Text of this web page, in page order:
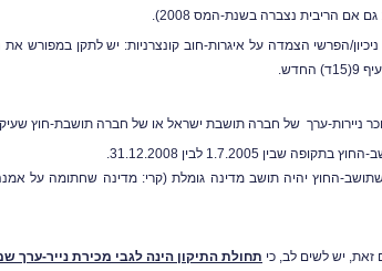
במקור מריבית/דמי ניכיון/הפרשי הצמדה על איגרות-חוב קונצרניות: יש לתקן
ניירות-ערך של חברה תושבת ישראל או של חברה תושבת-חוץ שעיקר נכסיה
החוץ יהיה תושב מדינה גומלת (קרי: מדינה שחתומה על
זאת, יש לשים לב, כי תחולת התיקון הינה לגבי מכירת נייר-ערך שמועד